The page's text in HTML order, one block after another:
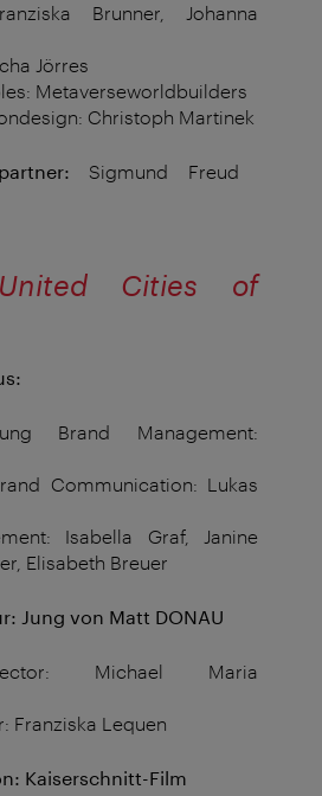
Brunner, Johanna
Jörres
Metaverseworldbuilders
Christoph Martinek
Sigmund Freud
Cities of
Brand Management:
Communication: Lukas
Isabella Graf, Janine
Elisabeth Breuer
Jung von Matt DONAU
Michael Maria
Franziska Lequen
Kaiserschnitt-Film